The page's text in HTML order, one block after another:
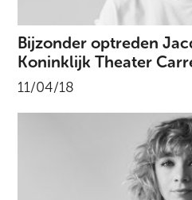
Bijzonder optreden
Koninklijk Theater
11/04/18